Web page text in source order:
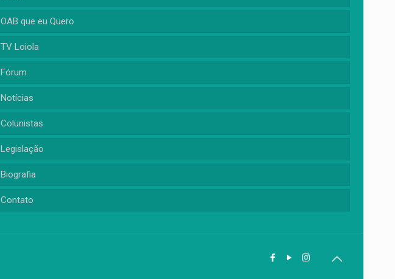
OAB que eu Quero
TV Loiola
Fórum
Notícias
Colunistas
Legislação
Biografia
Contato